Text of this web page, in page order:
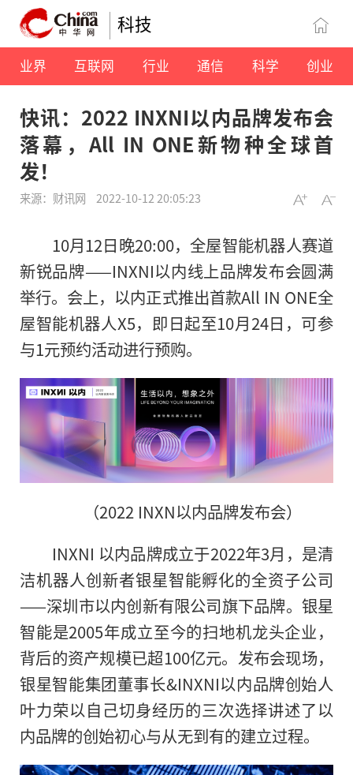
科技
业界 互联网 行业 通信 科学 创业
快讯：2022 INXNI以内品牌发布会
落幕，All IN ONE新物种全球首
发！
来源：财讯网 2022-10-12 20:05:23
10月12日晚20:00，全屋智能机器人赛道
新锐品牌——INXNI以内线上品牌发布会圆满
举行。会上，以内正式推出首款All IN ONE全
屋智能机器人X5，即日起至10月24日，可参
与1元预约活动进行预购。
（2022 INXN以内品牌发布会）
INXNI 以内品牌成立于2022年3月，是清
洁机器人创新者银星智能孵化的全资子公司
——深圳市以内创新有限公司旗下品牌。银星
智能是2005年成立至今的扫地机龙头企业，
背后的资产规模已超100亿元。发布会现场，
银星智能集团董事长&INXNI以内品牌创始人
叶力荣以自己切身经历的三次选择讲述了以
内品牌的创始初心与从无到有的建立过程。